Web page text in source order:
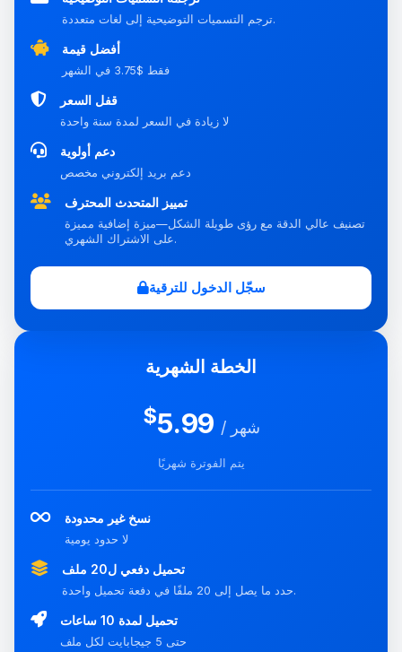
الخطة الشهرية
$5.99 / شهر
يتم الفوترة شهريًا
نسخ غير محدودة
لا حدود يومية
تحميل دفعي ل20 ملف
حدد ما يصل إلى 20 ملفًا في دفعة تحميل واحدة.
تحميل لمدة 10 ساعات
حتى 5 جيجابايت لكل ملف
ترجم التسميات التوضيحية إلى لغات متعددة.
أفضل قيمة
فقط $3.75 في الشهر
قفل السعر
لا زيادة في السعر لمدة سنة واحدة
دعم أولوية
دعم بريد إلكتروني مخصص
تمييز المتحدث المحترف
تصنيف عالي الدقة مع رؤى طويلة الشكل—ميزة إضافية مميزة
على الاشتراك الشهري.
سجّل الدخول للترقية